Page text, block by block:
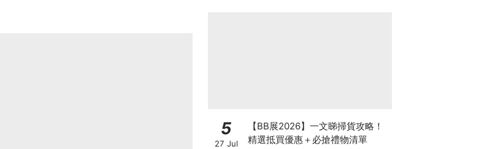
5
27 Jul
【BB展2026】一文睇掃貨攻略！
精選抵買優惠＋必搶禮物清單